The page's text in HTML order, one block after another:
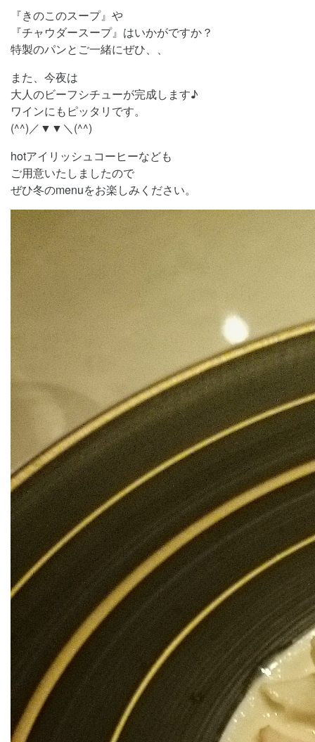
『きのこのスープ』や
『チャウダースープ』はいかがですか？
特製のパンとご一緒にぜひ、、
また、今夜は
大人のビーフシチューが完成します♪
ワインにもピッタリです。
(^^)／▼▼＼(^^)
hotアイリッシュコーヒーなども
ご用意いたしましたので
ぜひ冬のmenuをお楽しみください。